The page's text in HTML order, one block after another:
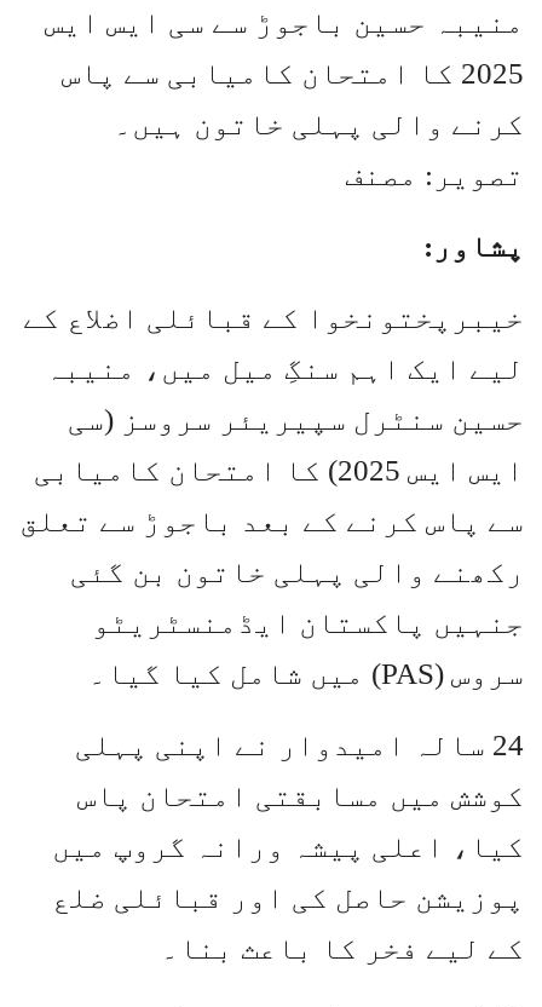
منیبہ حسین باجوڑ سے سی ایس ایس
2025 کا امتحان کامیابی سے پاس
کرنے والی پہلی خاتون ہیں۔
تصویر: مصنف
پشاور:
خیبرپختونخوا کے قبائلی اضلاع کے
لیے ایک اہم سنگِ میل میں، منیبہ
حسین سنٹرل سپیریئر سروسز (سی
ایس ایس 2025) کا امتحان کامیابی
سے پاس کرنے کے بعد باجوڑ سے تعلق
رکھنے والی پہلی خاتون بن گئی
جنہیں پاکستان ایڈمنسٹریٹو
سروس (PAS) میں شامل کیا گیا۔
24 سالہ امیدوار نے اپنی پہلی
کوشش میں مسابقتی امتحان پاس
کیا، اعلی پیشہ ورانہ گروپ میں
پوزیشن حاصل کی اور قبائلی ضلع
کے لیے فخر کا باعث بنا۔